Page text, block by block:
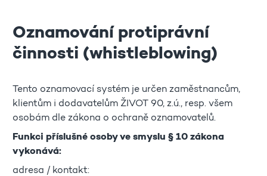
Oznamování protiprávní
činnosti (whistleblowing)
Tento oznamovací systém je určen zaměstnancům,
klientům i dodavatelům ŽIVOT 90, z.ú., resp. všem
osobám dle zákona o ochraně oznamovatelů.
Funkci příslušné osoby ve smyslu § 10 zákona
vykonává:
adresa / kontakt: